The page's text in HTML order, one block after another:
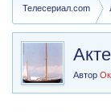
Телесериал.com
Автор